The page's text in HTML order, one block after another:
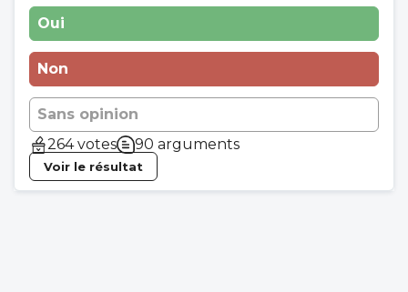
Oui
Non
Sans opinion
264 votes
90 arguments
Voir le résultat